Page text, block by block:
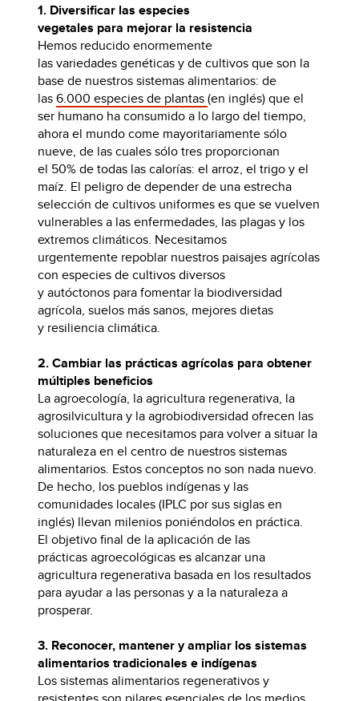
1. Diversificar las especies
vegetales para mejorar la resistencia
Hemos reducido enormemente
las variedades genéticas y de cultivos que son la
base de nuestros sistemas alimentarios: de
las6.000 especies de plantas(en inglés) que el
ser humano ha consumido a lo largo del tiempo,
ahora el mundo come mayoritariamente sólo
nueve, de las cuales sólo tres proporcionan
el 50% de todas las calorías: el arroz, el trigo y el
maíz. El peligro de depender de una estrecha
selección de cultivos uniformes es que se vuelven
vulnerables a las enfermedades, las plagas y los
extremos climáticos. Necesitamos
urgentemente repoblar nuestros paisajes agrícolas
con especies de cultivos diversos
y autóctonos para fomentar la biodiversidad
agrícola, suelos más sanos, mejores dietas
y resiliencia climática.
2. Cambiar las prácticas agrícolas para obtener
múltiples beneficios
La agroecología, la agricultura regenerativa, la
agrosilvicultura y la agrobiodiversidad ofrecen las
soluciones que necesitamos para volver a situar la
naturaleza en el centro de nuestros sistemas
alimentarios. Estos conceptos no son nada nuevo.
De hecho, los pueblos indígenas y las
comunidades locales (IPLC por sus siglas en
inglés) llevan milenios poniéndolos en práctica.
El objetivo final de la aplicación de las
prácticas agroecológicas es alcanzar una
agricultura regenerativa basada en los resultados
para ayudar a las personas y a la naturaleza a
prosperar.
3. Reconocer, mantener y ampliar los sistemas
alimentarios tradicionales e indígenas
Los sistemas alimentarios regenerativos y